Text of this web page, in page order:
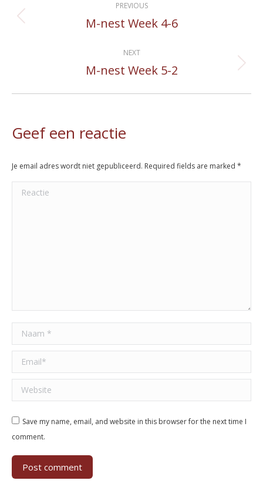
navigation
PREVIOUS
Previous
M-nest Week 4-6
NEXT
Next
M-nest Week 5-2
Geef een reactie
Je email adres wordt niet gepubliceerd. Required fields are marked *
Reactie
Naam *
Email *
Website
Save my name, email, and website in this browser for the next time I
comment.
Post comment